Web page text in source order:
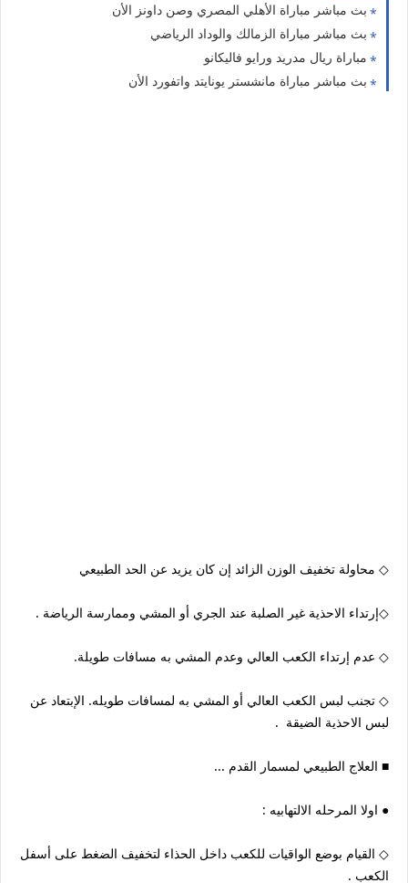
بث مباشر مباراة الأهلي المصري وصن داونز الأن
بث مباشر مباراة الزمالك والوداد الرياضي
مباراة ريال مدريد ورايو فاليكانو
بث مباشر مباراة مانشستر يونايتد واتفورد الأن
◇ محاولة تخفيف الوزن الزائد إن كان يزيد عن الحد الطبيعي
◇إرتداء الاحذية غير الصلبة عند الجري أو المشي وممارسة الرياضة .
◇ عدم إرتداء الكعب العالي وعدم المشي به مسافات طويلة.
◇ تجنب لبس الكعب العالي أو المشي به لمسافات طويله. الإبتعاد عن
لبس الاحذية الضيقة .
■ العلاج الطبيعي لمسمار القدم ...
● اولا المرحله الالتهابيه :
◇ القيام بوضع الواقيات للكعب داخل الحذاء لتخفيف الضغط على أسفل
الكعب .